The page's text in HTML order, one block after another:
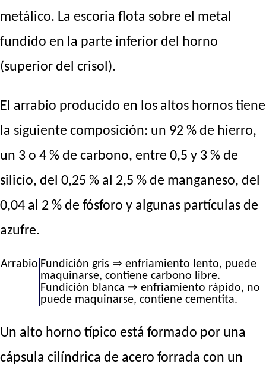
metálico. La escoria flota sobre el metal
fundido en la parte inferior del horno
(superior del crisol).
El arrabio producido en los altos hornos tiene
la siguiente composición: un 92 % de hierro,
un 3 o 4 % de carbono, entre 0,5 y 3 % de
silicio, del 0,25 % al 2,5 % de manganeso, del
0,04 al 2 % de fósforo y algunas partículas de
azufre.
Arrabio Fundición gris ⇒ enfriamiento lento, puede
maquinarse, contiene carbono libre.
Fundición blanca ⇒ enfriamiento rápido, no
puede maquinarse, contiene cementita.
Un alto horno típico está formado por una
cápsula cilíndrica de acero forrada con un